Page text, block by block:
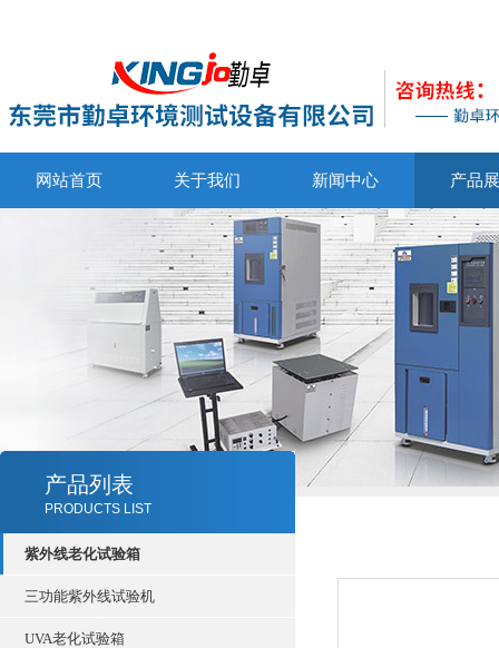
网站首页 关于我们 新闻中心 产品
产品列表
PRODUCTS LIST
紫外线老化试验箱
三功能紫外线试验机
UVA老化试验箱